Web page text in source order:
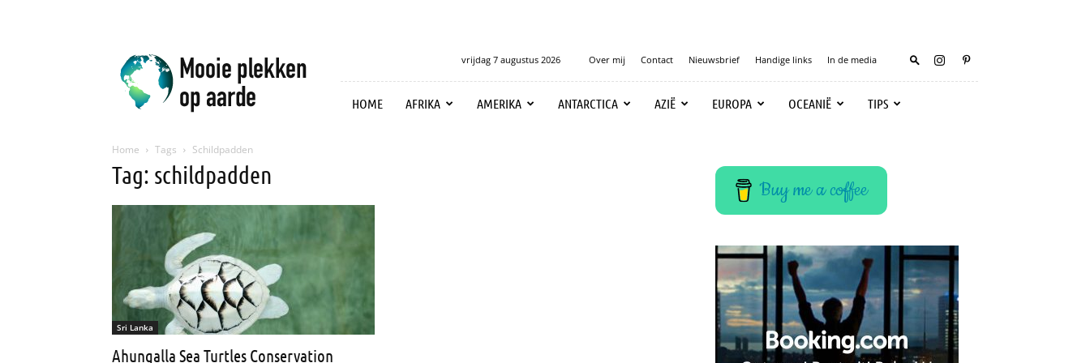
Mooie
plekken
op
aarde
vrijdag 7 augustus 2026 Over mij Contact Nieuwsbrief Handige links In de media
HOME AFRIKA AMERIKA ANTARCTICA AZIË EUROPA OCEANIË TIPS
Home Tags Schildpadden
Tag: schildpadden
Sri Lanka
Ahungalla Sea Turtles Conservation
Buy me a coffee